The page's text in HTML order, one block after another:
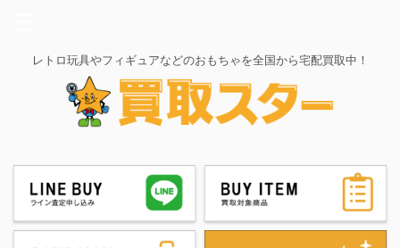
レトロ玩具やフィギュアなどのおもちゃを全国から宅配買取中！